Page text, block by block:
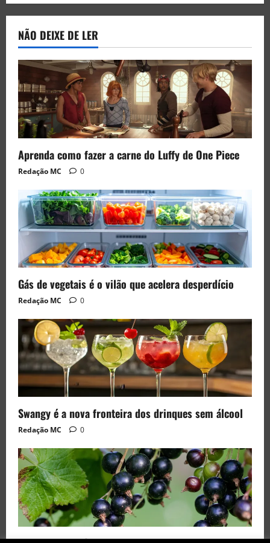
NÃO DEIXE DE LER
Aprenda como fazer a carne do Luffy de One Piece
Redação MC 0
Gás de vegetais é o vilão que acelera desperdício
Redação MC 0
Swangy é a nova fronteira dos drinques sem álcool
Redação MC 0